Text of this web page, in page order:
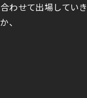
わせて出場していき
、